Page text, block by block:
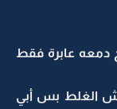
دمعه عابرة فقط
الغلط بس أبي